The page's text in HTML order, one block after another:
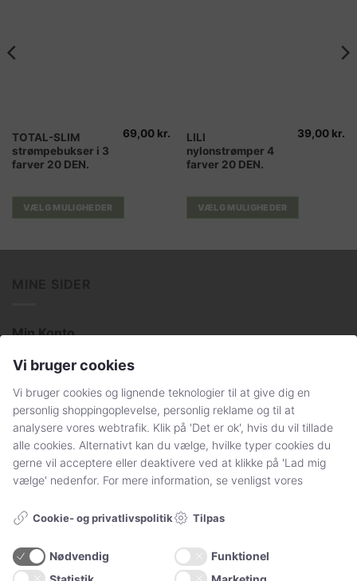
TOTAL-SLIM
strømpebukser i 3
farver 20 DEN.
69,00 kr.
VÆLG MULIGHEDER
Dette
vare
har
varianter.
Mulighederne
vælges
LILI
nylonstrømper 4
farver 20 DEN.
39,00 kr.
VÆLG MULIGHEDER
Dette
vare
har
varianter.
Mulighederne
vælges
Min Konto
Få svar på dine spørgsmål
Handelsbetingelser og persondatapolitik
Sådan handler du hos Stylelegs.dk
FØLG OS
Vi bruger cookies
Vi bruger cookies og lignende teknologier til at give dig en
personlig shoppingoplevelse, personlig reklame og til at
analysere vores webtrafik. Klik på 'Det er ok', hvis du vil tillade
alle cookies. Alternativt kan du vælge, hvilke typer cookies du
gerne vil acceptere eller deaktivere ved at klikke på 'Lad mig
vælge' nedenfor. For mere information, se venligst vores
Cookie- og privatlivspolitik Tilpas
Nødvendig
Funktionel